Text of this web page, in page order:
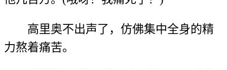
高里奥不出声了，仿佛集中全身的精
力熬着痛苦。